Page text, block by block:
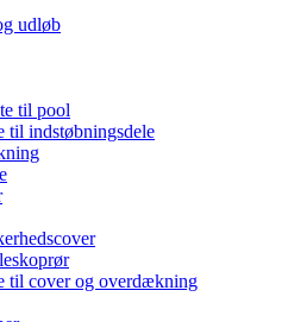
udløb
til pool
til indstøbningsdele
til cover og overdækning